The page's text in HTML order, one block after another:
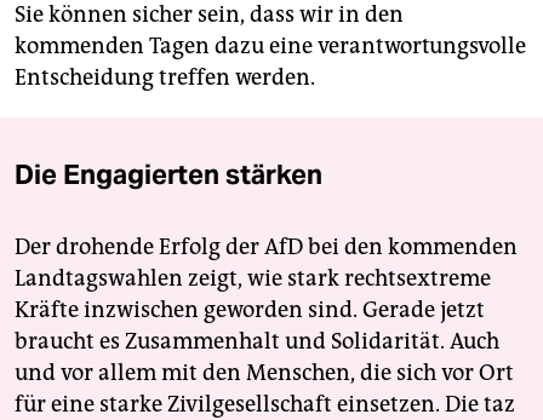
Sie können sicher sein, dass wir in den
kommenden Tagen dazu eine verantwortungsvolle
Entscheidung treffen werden.
Die Engagierten stärken
Der drohende Erfolg der AfD bei den kommenden
Landtagswahlen zeigt, wie stark rechtsextreme
Kräfte inzwischen geworden sind. Gerade jetzt
braucht es Zusammenhalt und Solidarität. Auch
und vor allem mit den Menschen, die sich vor Ort
für eine starke Zivilgesellschaft einsetzen. Die taz